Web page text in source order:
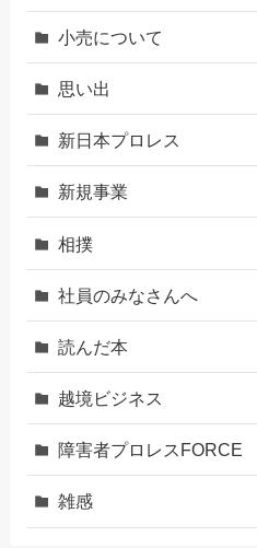
小売について
思い出
新日本プロレス
新規事業
相撲
社員のみなさんへ
読んだ本
越境ビジネス
障害者プロレスFORCE
雑感